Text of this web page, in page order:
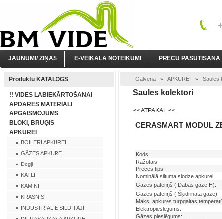
JAUNUMI/ ZIŅAS E-VEIKALA NOTEIKUMI PREČU PASŪTĪŠANA
Produktu KATALOGS
!! VIDES LABIEKĀRTOŠANAI
APDARES MATERIĀLI
APGAISMOJUMS
BLOKI, BRUĢIS
APKUREI
BOILERI APKUREI
GĀZES APKURE
Degļi
KATLI
KAMĪNI
KRĀSNIS
INDUSTRIĀLIE SILDĪTĀJI
Galvenā » APKUREI » Saules
Saules kolektori
<< ATPAKAĻ <<
CERASMART MODUL
Kods:
Ražotājs:
Preces tips:
Nominālā siltuma slodze apkurei:
Gāzes patēriņš ( Dabas gāze H):
Gāzes patēriņš ( Šķidrināta gāze):
Maks. apkures turpgaitas
Elektropieslēgums:
Gāzes pieslēgums: